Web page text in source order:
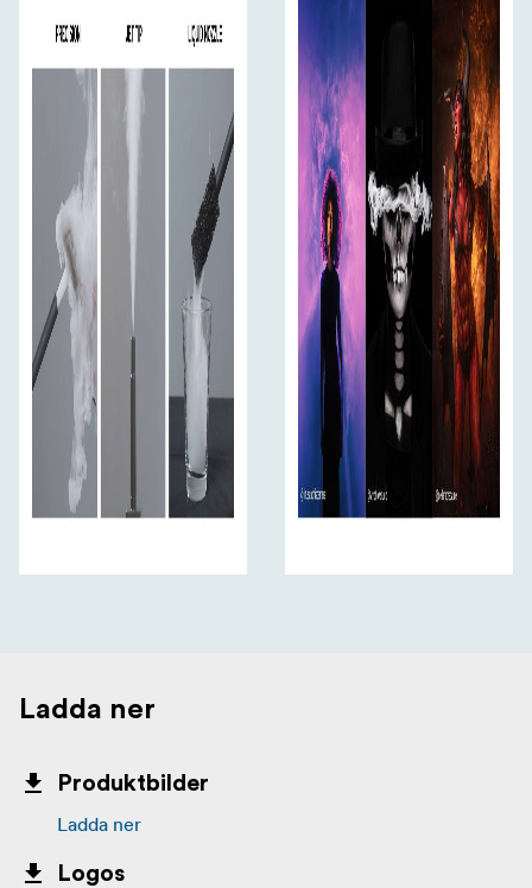
Ladda ner
Produktbilder
Ladda ner
Logos